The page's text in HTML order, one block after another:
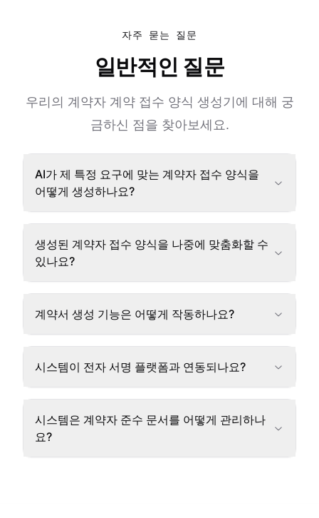
자주 묻는 질문
일반적인 질문
우리의 계약자 계약 접수 양식 생성기에 대해 궁
금하신 점을 찾아보세요.
AI가 제 특정 요구에 맞는 계약자 접수 양식을
어떻게 생성하나요?
생성된 계약자 접수 양식을 나중에 맞춤화할 수
있나요?
계약서 생성 기능은 어떻게 작동하나요?
시스템이 전자 서명 플랫폼과 연동되나요?
시스템은 계약자 준수 문서를 어떻게 관리하나
요?